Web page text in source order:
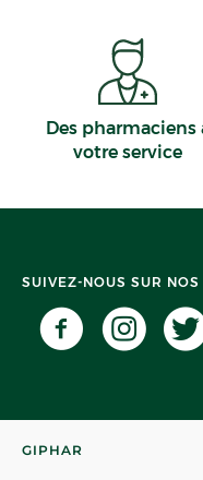
Des pharmaciens
votre service
SUIVEZ-NOUS SUR
GIPHAR